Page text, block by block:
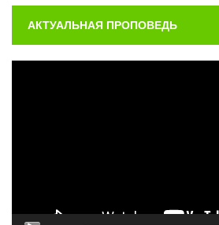
АКТУАЛЬНАЯ ПРОПОВЕДЬ